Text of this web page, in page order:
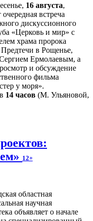
16 августа,
встреча
дискуссионного
«Церковь и мир» с
храма пророка
в Рощенье,
Ермолаевым, а
и обсуждение
фильма
у моря».
14 часов (М. Ульяновой,
12+
областная
научная
объявляет о начале